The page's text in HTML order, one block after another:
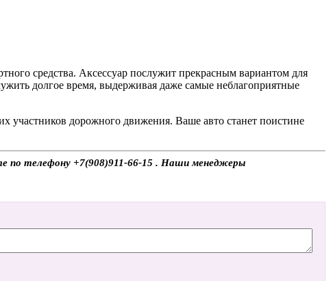
средства. Аксессуар послужит прекрасным вариантом для
долгое время, выдерживая даже самые неблагоприятные
участников дорожного движения. Ваше авто станет поистине
по телефону +7(908)911-66-15 . Наши менеджеры